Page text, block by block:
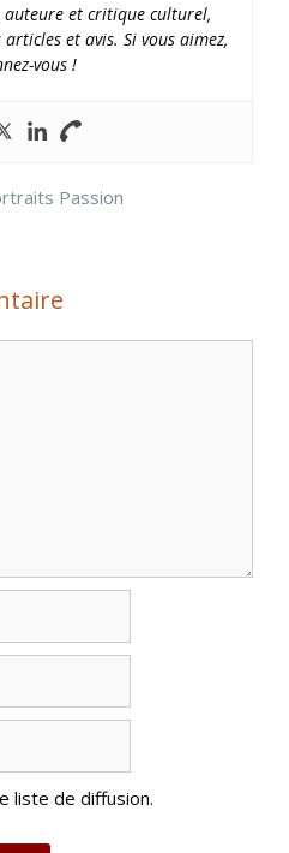
auteure et critique culturel,
et avis. Si vous aimez,
vous !
Passion
liste de diffusion.